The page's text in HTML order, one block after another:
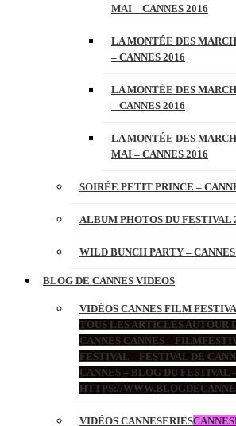
MAI – CANNES 2016
LA MONTÉE DES
– CANNES 2016
LA MONTÉE DES
– CANNES 2016
LA MONTÉE DES
MAI – CANNES 2016
SOIRÉE PETIT PRINCE –
ALBUM PHOTOS DU FESTIVAL
WILD BUNCH PARTY – CANNES
BLOG DE CANNES VIDEOS
VIDÉOS CANNES FILM
TOUS LES ARTICLES AUTOUR
CANNES CANNES –
FESTIVAL – FESTIVAL DE
CANNES – BLOG DU FESTIVAL
HTTPS://
VIDÉOS CANNESERIES